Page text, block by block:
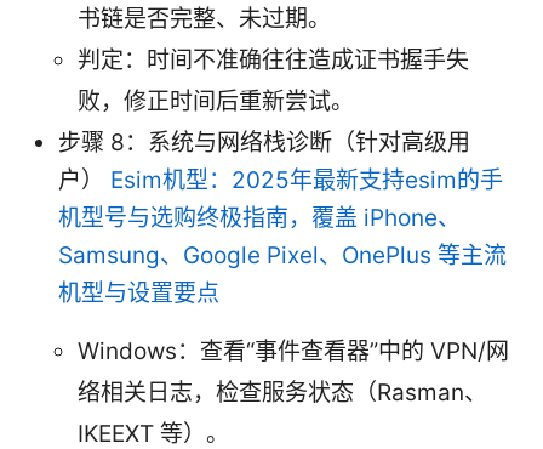
书链是否完整、未过期。
判定：时间不准确往往造成证书握手失
败，修正时间后重新尝试。
步骤 8：系统与网络栈诊断（针对高级用
户） Esim机型：2025年最新支持esim的手
机型号与选购终极指南，覆盖 iPhone、
Samsung、Google Pixel、OnePlus 等主流
机型与设置要点
Windows：查看“事件查看器”中的 VPN/网
络相关日志，检查服务状态（Rasman、
IKEEXT 等）。